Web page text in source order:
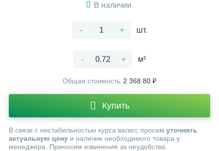
В наличии
- + шт.
- + м²
Общая стоимость 2 368.80 ₽
Купить
В связи с нестабильностью курса валют, просим уточнять
актуальную цену и наличие необходимого товара у
менеджера. Приносим извинения за неудобства.